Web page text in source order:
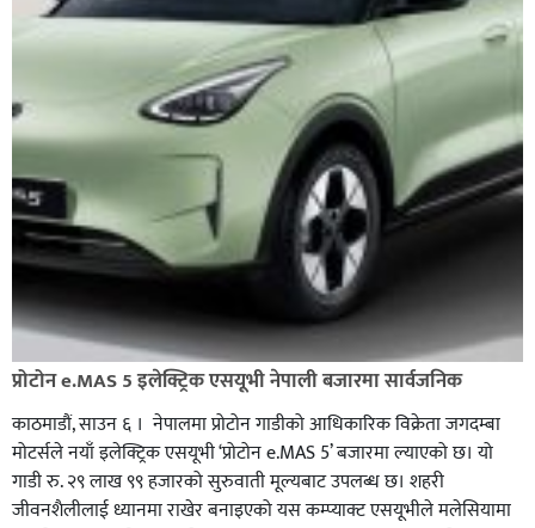
प्रोटोन e.MAS 5 इलेक्ट्रिक एसयूभी नेपाली बजारमा सार्वजनिक
काठमाडौं, साउन ६ । नेपालमा प्रोटोन गाडीको आधिकारिक विक्रेता जगदम्बा
मोटर्सले नयाँ इलेक्ट्रिक एसयूभी ‘प्रोटोन e.MAS 5’ बजारमा ल्याएको छ। यो
गाडी रु. २९ लाख ९९ हजारको सुरुवाती मूल्यबाट उपलब्ध छ। शहरी
जीवनशैलीलाई ध्यानमा राखेर बनाइएको यस कम्प्याक्ट एसयूभीले मलेसियामा